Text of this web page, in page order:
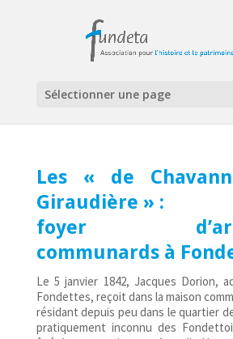
Sélectionner une page
Les « de
Giraudière » :
foyer
communards à
Le 5 janvier 1842, Jacques Dorion,
Fondettes, reçoit dans la maison
résidant depuis peu dans le quartier
pratiquement inconnu des